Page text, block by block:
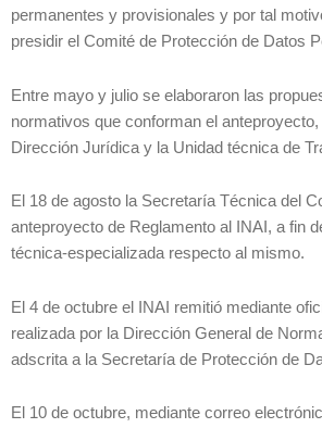
permanentes y provisionales y por tal
presidir el Comité de Protección de Datos
Entre mayo y julio se elaboraron las
normativos que conforman el
Dirección Jurídica y la Unidad técnica de
El 18 de agosto la Secretaría Técnica del
anteproyecto de Reglamento al INAI, a fin
técnica-especializada respecto al mismo.
El 4 de octubre el INAI remitió mediante
realizada por la Dirección General de
adscrita a la Secretaría de Protección de
El 10 de octubre, mediante correo